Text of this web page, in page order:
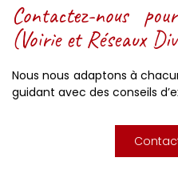
Contactez-nous
(Voirie et Réseaux
Nous nous adaptons à
guidant avec des conseils